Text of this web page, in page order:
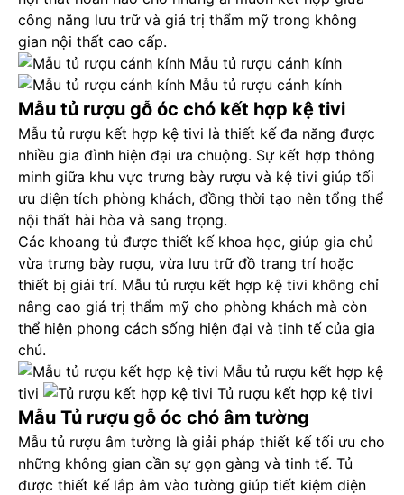
công năng lưu trữ và giá trị thẩm mỹ trong không
gian nội thất cao cấp.
Mẫu tủ rượu cánh kính
Mẫu tủ rượu cánh kính
Mẫu tủ rượu gỗ óc chó kết hợp kệ tivi
Mẫu tủ rượu kết hợp kệ tivi là thiết kế đa năng được
nhiều gia đình hiện đại ưa chuộng. Sự kết hợp thông
minh giữa khu vực trưng bày rượu và kệ tivi giúp tối
ưu diện tích phòng khách, đồng thời tạo nên tổng thể
nội thất hài hòa và sang trọng.
Các khoang tủ được thiết kế khoa học, giúp gia chủ
vừa trưng bày rượu, vừa lưu trữ đồ trang trí hoặc
thiết bị giải trí. Mẫu tủ rượu kết hợp kệ tivi không chỉ
nâng cao giá trị thẩm mỹ cho phòng khách mà còn
thể hiện phong cách sống hiện đại và tinh tế của gia
chủ.
Mẫu tủ rượu kết hợp kệ
tivi
Tủ rượu kết hợp kệ tivi
Mẫu Tủ rượu gỗ óc chó âm tường
Mẫu tủ rượu âm tường là giải pháp thiết kế tối ưu cho
những không gian cần sự gọn gàng và tinh tế. Tủ
được thiết kế lắp âm vào tường giúp tiết kiệm diện